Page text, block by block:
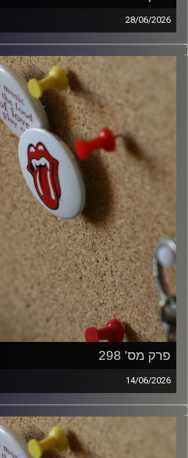
28/06/2026
קלאסיקות רוק עם אורן הוף.
włodi
פרק מס' 298
14/06/2026
קלאסיקות רוק עם אורן הוף.
włodi